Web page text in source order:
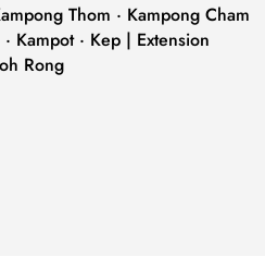
Thom · Kampong Cham
Kampot · Kep | Extension
Rong